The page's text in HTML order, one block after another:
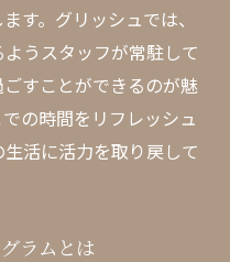
す。グリッシュでは、
うスタッフが常駐して
すことができるのが魅
の時間をリフレッシュ
活に活力を取り戻して
ラムとは